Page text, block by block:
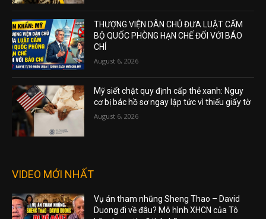
THƯỢNG VIỆN DÂN CHỦ ĐƯA LUẬT CẤM
BỘ QUỐC PHÒNG HẠN CHẾ ĐỐI VỚI BÁO
CHÍ
August 6, 2026
Mỹ siết chặt quy định cấp thẻ xanh: Nguy
cơ bị bác hồ sơ ngay lập tức vì thiếu giấy tờ
August 6, 2026
VIDEO MỚI NHẤT
Vụ án tham nhũng Sheng Thao – David
Duong đi về đâu? Mô hình XHCN của Tô